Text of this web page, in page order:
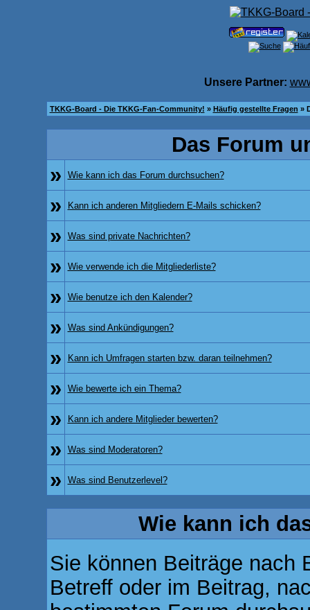
Unsere Partner:
TKKG-Board - Die TKKG-Fan-Community! » Häufig gestellte Fragen »
Das Forum
»
Wie kann ich das Forum durchsuchen?
» Kann ich anderen Mitgliedern E-Mails schicken?
» Was sind private Nachrichten?
» Wie verwende ich die Mitgliederliste?
» Wie benutze ich den Kalender?
» Was sind Ankündigungen?
» Kann ich Umfragen starten bzw. daran teilnehmen?
» Wie bewerte ich ein Thema?
» Kann ich andere Mitglieder bewerten?
» Was sind Moderatoren?
» Was sind Benutzerlevel?
Wie kann ich
Sie können Beiträge nach
Betreff oder im Beitrag,